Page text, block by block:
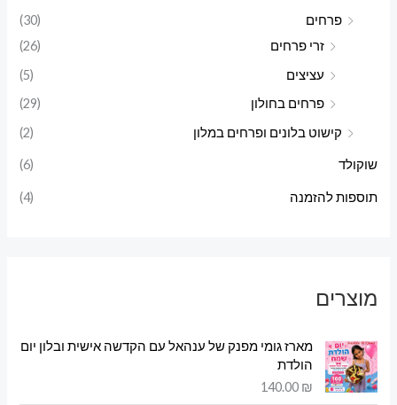
פרחים
(30)
זרי פרחים
(26)
עציצים
(5)
פרחים בחולון
(29)
קישוט בלונים ופרחים במלון
(2)
שוקולד (6)
תוספות להזמנה (4)
מוצרים
מארז גומי מפנק של ענהאל עם הקדשה אישית ובלון יום
הולדת
140.00 ₪